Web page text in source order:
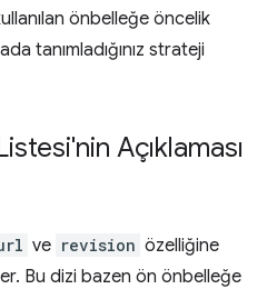
önbelleğe öncelik
tanımladığınız strateji
Açıklaması
ve revision özelliğine
Bu dizi bazen ön önbelleğe